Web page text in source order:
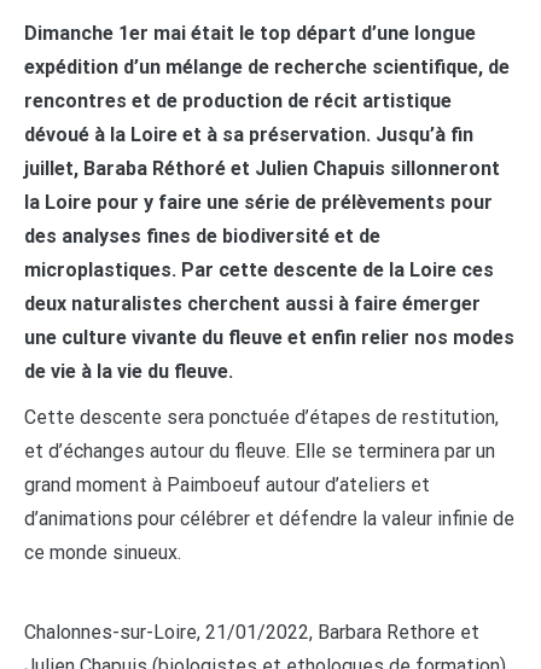
Dimanche 1er mai était le top départ d’une longue
expédition d’un mélange de recherche scientifique, de
rencontres et de production de récit artistique
dévoué à la Loire et à sa préservation. Jusqu’à fin
juillet, Baraba Réthoré et Julien Chapuis sillonneront
la Loire pour y faire une série de prélèvements pour
des analyses fines de biodiversité et de
microplastiques. Par cette descente de la Loire ces
deux naturalistes cherchent aussi à faire émerger
une culture vivante du fleuve et enfin relier nos modes
de vie à la vie du fleuve.
Cette descente sera ponctuée d’étapes de restitution,
et d’échanges autour du fleuve. Elle se terminera par un
grand moment à Paimboeuf autour d’ateliers et
d’animations pour célébrer et défendre la valeur infinie de
ce monde sinueux.
Chalonnes-sur-Loire, 21/01/2022, Barbara Rethore et